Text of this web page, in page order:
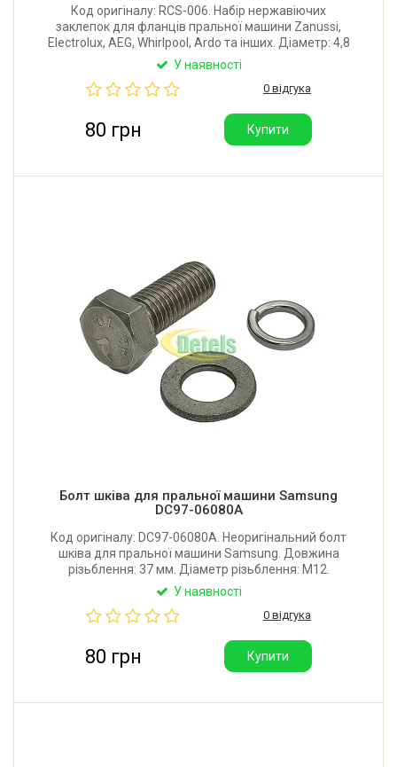
Код оригіналу: RCS-006. Набір нержавіючих
заклепок для фланців пральної машини Zanussi,
Electrolux, AEG, Whirlpool, Ardo та інших. Діаметр: 4,8
мм. Довжина: 8 мм. Шляпка: 8 мм. Клепальний
дуже міцні.
У наявності
0 відгука
80 грн Купити
Болт шківа для пральної машини Samsung
DC97-06080A
Код оригіналу: DC97-06080A. Неоригінальний болт
шківа для пральної машини Samsung. Довжина
різьблення: 37 мм. Діаметр різьблення: М12.
Матеріал: нержавіюча сталь. Постачається в
шайбою (гровером).
У наявності
0 відгука
80 грн Купити